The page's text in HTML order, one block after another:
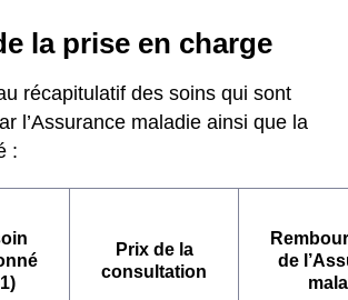
la prise en charge
récapitulatif des soins qui sont
l’Assurance maladie ainsi que la
:
Prix de la
consultation
de